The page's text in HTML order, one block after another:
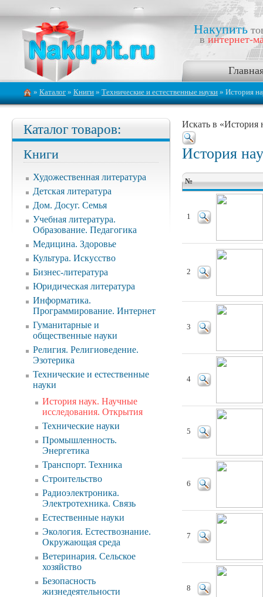
Накупить
в интернет-
» Каталог » Книги » Технические и естественные науки » История
Каталог товаров:
Книги
Художественная литература
Детская литература
Дом. Досуг. Семья
Учебная литература.
Образование. Педагогика
Медицина. Здоровье
Культура. Искусство
Бизнес-литература
Юридическая литература
Информатика.
Программирование. Интернет
Гуманитарные и
общественные науки
Религия. Религиоведение.
Эзотерика
Технические и естественные
науки
История наук. Научные
исследования. Открытия
Технические науки
Промышленность.
Энергетика
Транспорт. Техника
Строительство
Радиоэлектроника.
Электротехника. Связь
Естественные науки
Экология. Естествознание.
Окружающая среда
Ветеринария. Сельское
хозяйство
Безопасность
жизнедеятельности
Искать в «История
История
№
1
2
3
4
5
6
7
8